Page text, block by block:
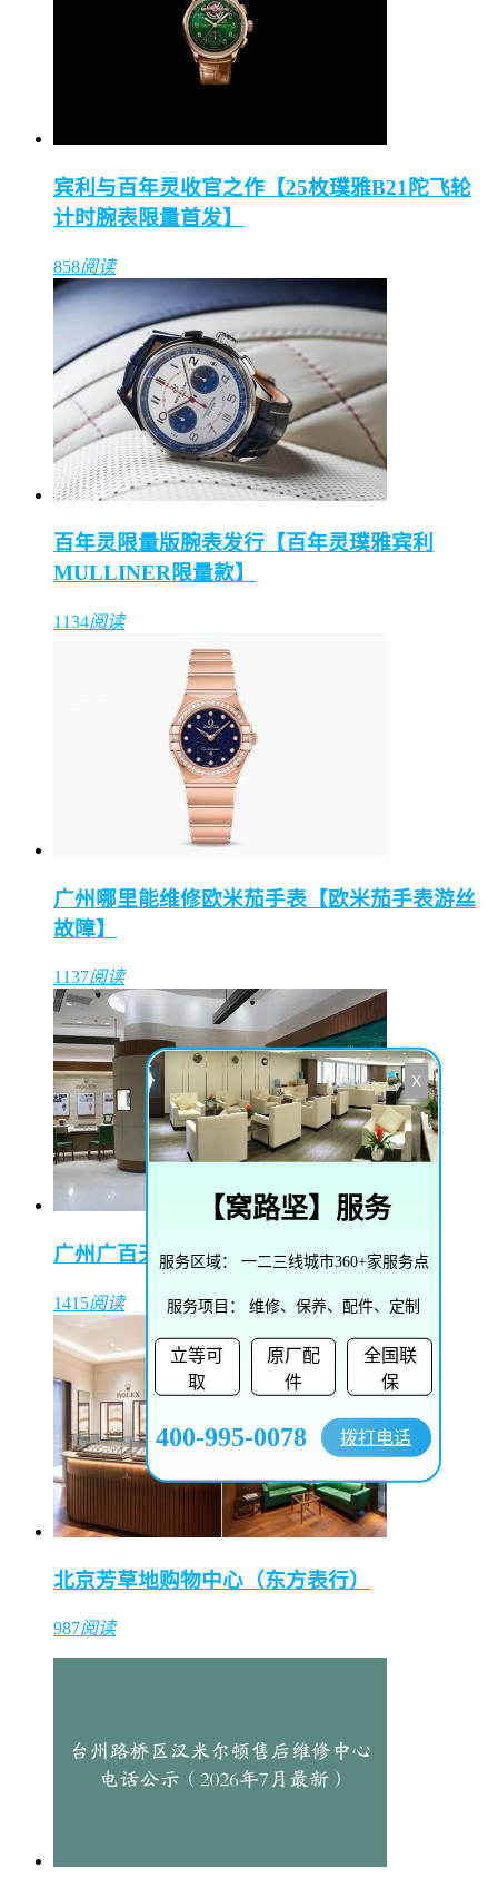
宾利与百年灵收官之作【25枚璞雅B21陀飞轮
计时腕表限量首发】
858阅读
百年灵限量版腕表发行【百年灵璞雅宾利
MULLINER限量款】
1134阅读
广州哪里能维修欧米茄手表【欧米茄手表游丝
故障】
1137阅读
广州广百天河店（东方表行）
1415阅读
北京芳草地购物中心（东方表行）
987阅读
X
【窝路坚】服务
服务区域： 一二三线城市360+家服务点
服务项目： 维修、保养、配件、定制
立等可
取
原厂配
件
全国联
保
400-995-0078 拨打电话